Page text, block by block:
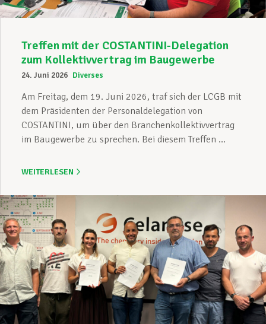
Treffen mit der COSTANTINI-Delegation
zum Kollektivvertrag im Baugewerbe
24. Juni 2026 Diverses
Am Freitag, dem 19. Juni 2026, traf sich der LCGB mit
dem Präsidenten der Personaldelegation von
COSTANTINI, um über den Branchenkollektivvertrag
im Baugewerbe zu sprechen. Bei diesem Treffen ...
WEITERLESEN